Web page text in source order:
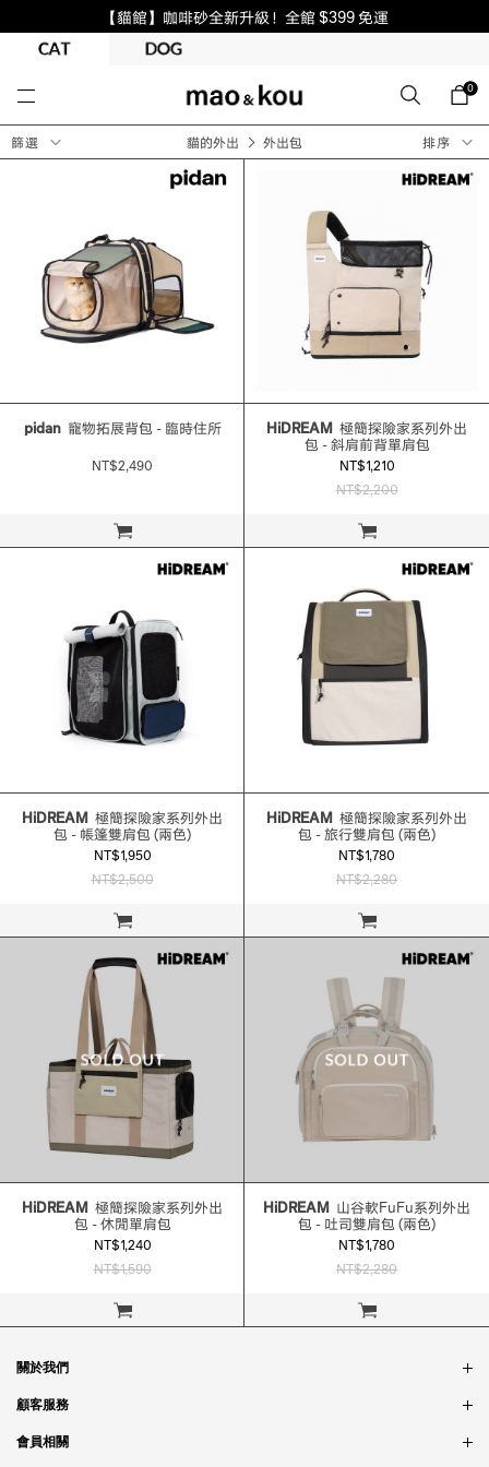
【貓館】咖啡砂全新升級！全館 $399 免運
0
篩選 排序
貓的外出 外出包
立即購買
pidan 寵物拓展背包 - 臨時住所
NT$2,490
立即購買
HiDREAM
包 - 斜肩前背單肩包
NT$1,210
NT$2,200
立即購買
HiDREAM
包 - 帳篷雙肩包 (兩色)
NT$1,950
NT$2,500
立即購買
HiDREAM
包 - 旅行雙肩包 (兩色)
NT$1,780
NT$2,280
立即購買
HiDREAM
包 - 休閒單肩包
NT$1,240
NT$1,590
立即購買
HiDREAM
包 - 吐司雙肩包 (兩色)
NT$1,780
NT$2,280
關於我們
品牌故事
銷售據點
顧客服務
訂單問題
會員相關